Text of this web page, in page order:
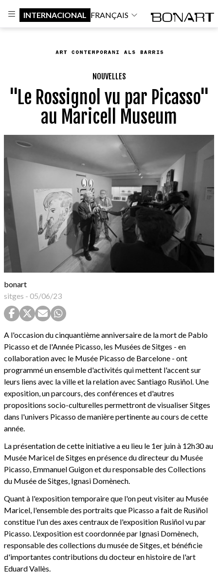
INTERNACIONAL FRANÇAIS
NOUVELLES
"Le Rossignol vu par Picasso"
au Maricell Museum
bonart
sitges - 05/06/23
A l'occasion du cinquantième anniversaire de la mort de Pablo
Picasso et de l'Année Picasso, les Musées de Sitges - en
collaboration avec le Musée Picasso de Barcelone - ont
programmé un ensemble d'activités qui mettent l'accent sur
leurs liens avec la ville et la relation avec Santiago Rusiñol. Une
exposition, un parcours, des conférences et d'autres
propositions socio-culturelles permettront de visualiser Sitges
dans l'univers Picasso de manière pertinente au cours de cette
année.
La présentation de cette initiative a eu lieu le 1er juin à 12h30 au
Musée Maricel de Sitges en présence du directeur du Musée
Picasso, Emmanuel Guigon et du responsable des Collections
du Musée de Sitges, Ignasi Domènech.
Quant à l'exposition temporaire que l'on peut visiter au Musée
Maricel, l'ensemble des portraits que Picasso a fait de Rusiñol
constitue l'un des axes centraux de l'exposition Rusiñol vu par
Picasso. L'exposition est coordonnée par Ignasi Domènech,
responsable des collections du musée de Sitges, et bénéficie
d'importantes contributions du docteur en histoire de l'art
Eduard Vallès.